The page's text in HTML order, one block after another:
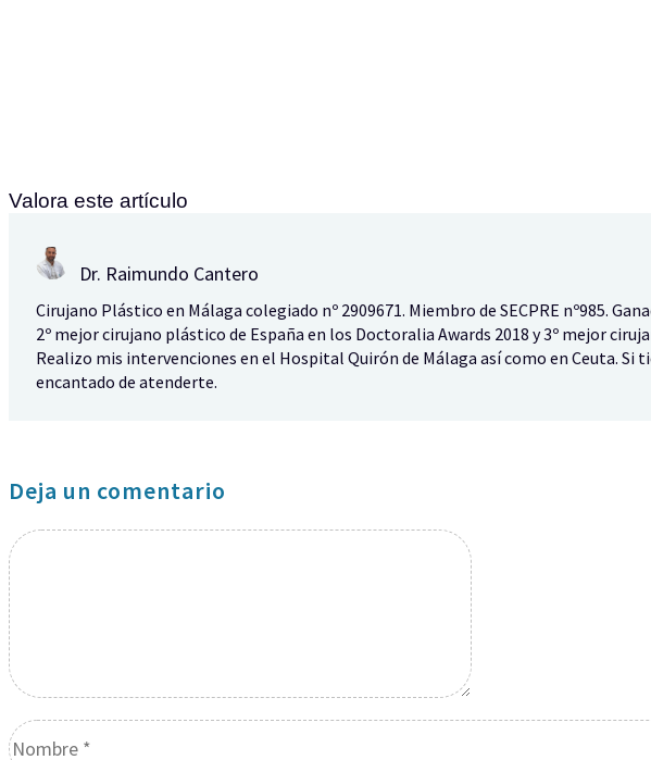
Valora este artículo
Dr. Raimundo Cantero
Cirujano Plástico en Málaga colegiado nº 2909671. Miembro de SECPRE nº985.
2º mejor cirujano plástico de España en los Doctoralia Awards 2018 y 3º mejor
Realizo mis intervenciones en el Hospital Quirón de Málaga así como en Ceuta. Si
encantado de atenderte.
Deja un comentario